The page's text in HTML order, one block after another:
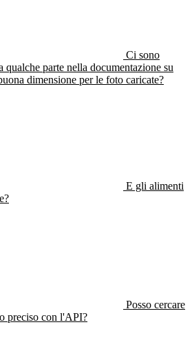
Ci sono
qualche parte nella documentazione su
dimensione per le foto caricate?
E gli alimenti
Posso cercare
preciso con l'API?